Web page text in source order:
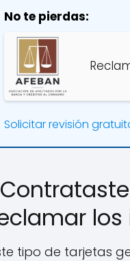
No te pierdas:
Solicitar revisión
tipo de tarjetas